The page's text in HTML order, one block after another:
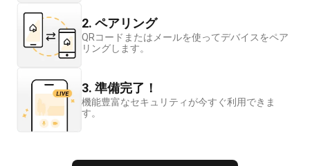
2. ペアリング
QRコードまたはメールを使ってデバイスをペア
リングします。
3. 準備完了！
機能豊富なセキュリティが今すぐ利用できま
す。